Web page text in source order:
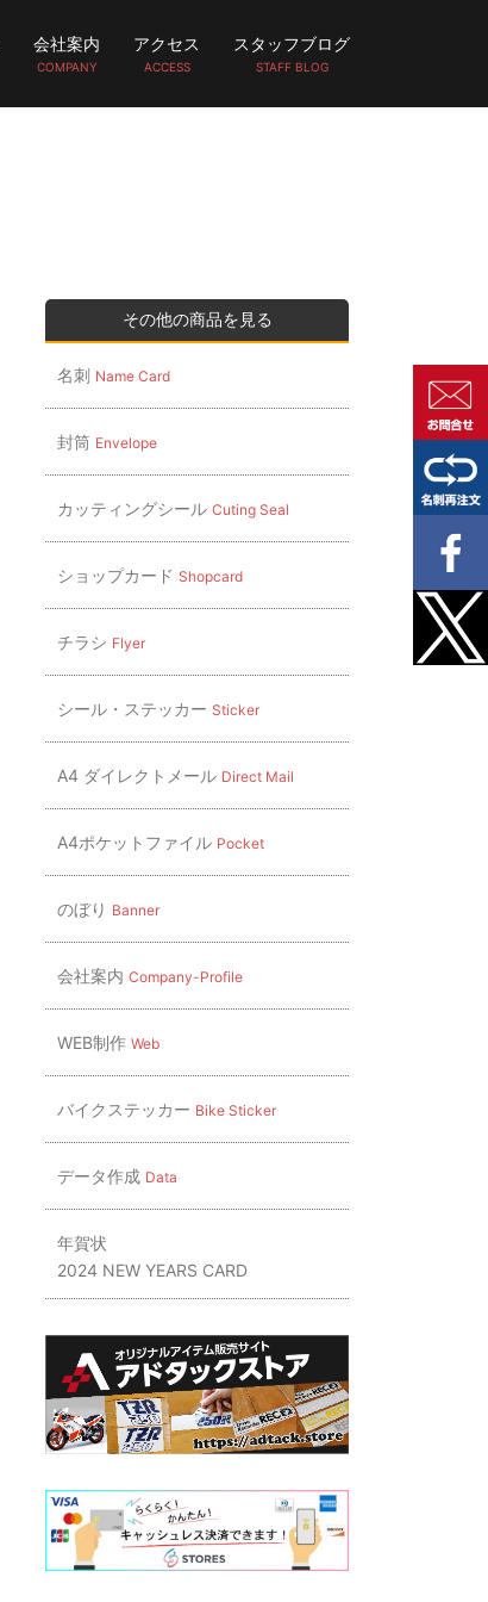
会社案内
COMPANY
アクセス
ACCESS
スタッフブログ
STAFF BLOG
その他の商品を見る
名刺 Name Card
封筒 Envelope
カッティングシール Cuting Seal
ショップカード Shopcard
チラシ Flyer
シール・ステッカー Sticker
A4 ダイレクトメール Direct Mail
A4ポケットファイル Pocket
のぼり Banner
会社案内 Company-Profile
WEB制作 Web
バイクステッカー Bike Sticker
データ作成 Data
年賀状
2024 NEW YEARS CARD